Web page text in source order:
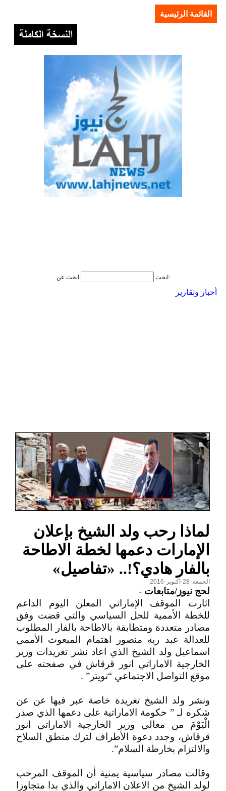
القائمة الرئيسية
ابحث ابحث عن:
أخبار وتقارير
لماذا رحب ولد الشيخ بإعلان
الإمارات دعمها لخطة الاطاحة
بالفار هادي؟!.. «تفاصيل»
الجمعة, 28-أكتوبر-2016
لحج نيوز/متابعات -
اثارت الموقف الإماراتي المعلن اليوم الداعم
للخطة الأممية للحل السياسي والتي قضت وفق
مصادر متعددة ومتطابقة بالاطاحة بالفار المطلوب
للعدالة عبد ربه منصور اهتمام المبعوث الأممي
اسماعيل ولد الشيخ الذي اعاد نشر تغريدات وزير
الخارجية الاماراتي انور قرقاش في صفحته على
موقع التواصل الاجتماعي “تويتر” .
ونشر ولد الشيخ تغريدة خاصة عبر فيها عن عن
شكره لـ ” حكومة الاماراتية على دعمها الذي صدر
الْيَوْمَ من معالي وزير الخارجية الاماراتي انور
قرقاش، وجدد دعوة الأطراف لترك منطق السلاح
والالتزام بخارطة السلام”.
وقالت مصادر سياسية يمنية أن الموقف المرحب
لولد الشيخ من الاعلان الاماراتي والذي بدا متجاوزا